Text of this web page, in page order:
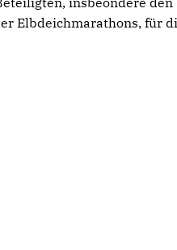
Elbdeichmarathons, für